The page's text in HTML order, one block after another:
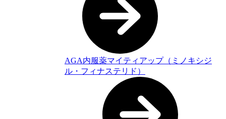
AGA内服薬マイティアップ（ミノキシジ
ル・フィナステリド）